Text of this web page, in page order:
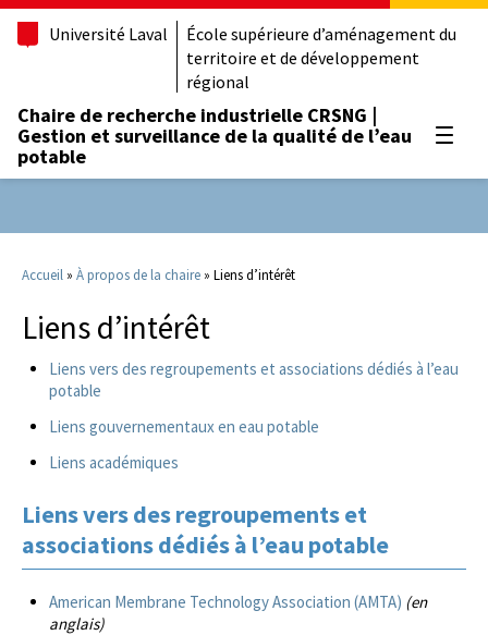
Université Laval
École supérieure d’aménagement du
territoire et de développement
régional
Chaire de recherche industrielle CRSNG |
Gestion et surveillance de la qualité de l’eau
potable
Accueil » À propos de la chaire » Liens d’intérêt
Liens d’intérêt
Liens vers des regroupements et associations dédiés à l’eau
potable
Liens gouvernementaux en eau potable
Liens académiques
Liens vers des regroupements et
associations dédiés à l’eau potable
American Membrane Technology Association (AMTA) (en
anglais)